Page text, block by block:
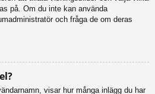
på. Om du inte kan använda
och fråga de om deras
visar hur många inlägg du har